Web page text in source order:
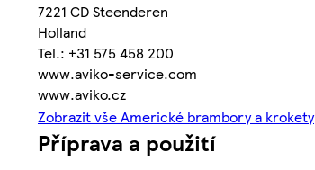
7221 CD Steenderen
Holland
Tel.: +31 575 458 200
www.aviko-service.com
www.aviko.cz
Zobrazit vše Americké brambory a krokety
Příprava a použití